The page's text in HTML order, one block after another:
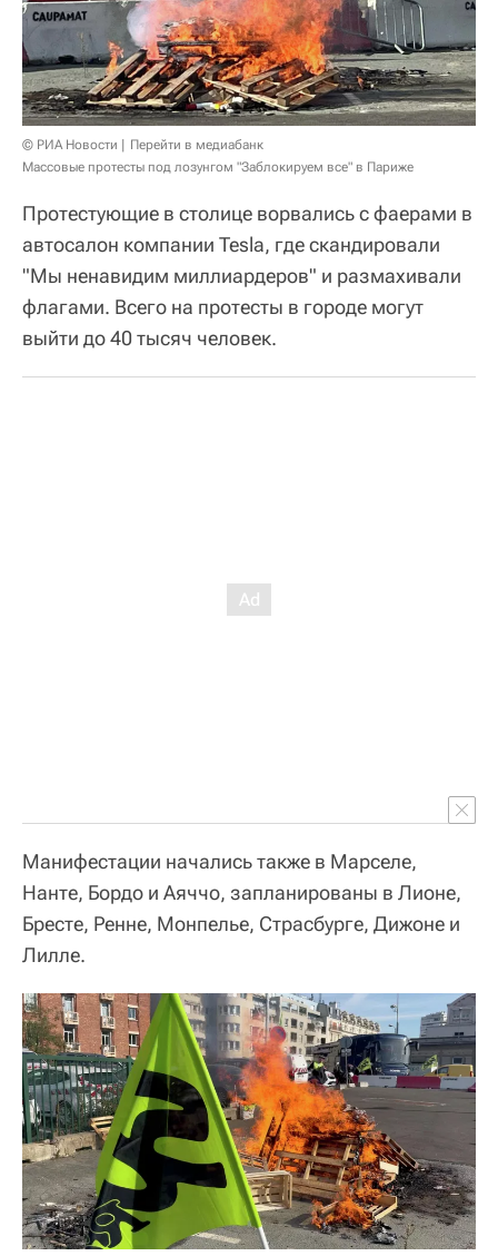
© РИА Новости
Перейти в медиабанк
Массовые протесты под лозунгом "Заблокируем все" в Париже
Протестующие в столице ворвались с фаерами в
автосалон компании Tesla, где скандировали
"Мы ненавидим миллиардеров" и размахивали
флагами. Всего на протесты в городе могут
выйти до 40 тысяч человек.
Манифестации начались также в Марселе,
Нанте, Бордо и Аяччо, запланированы в Лионе,
Бресте, Ренне, Монпелье, Страсбурге, Дижоне и
Лилле.